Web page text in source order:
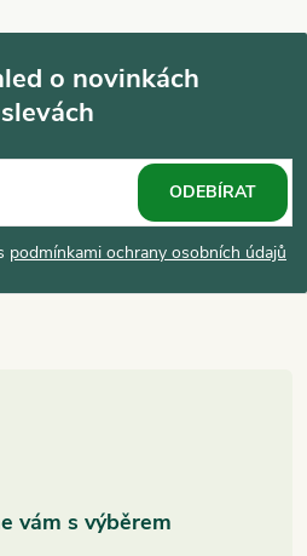
o novinkách
podmínkami ochrany osobních údajů
ODEBÍRAT